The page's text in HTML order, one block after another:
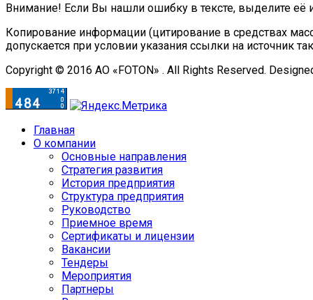
Внимание! Если Вы нашли ошибку в тексте, выделите её
Копирование информации (цитирование в средствах
допускается при условии указания ссылки на источник
Copyright © 2016 АО «FOTON» . All Rights Reserved.
Главная
О компании
Основные направления
Стратегия развития
История предприятия
Структура предприятия
Руководство
Приемное время
Сертификаты и лицензии
Вакансии
Тендеры
Мероприятия
Партнеры